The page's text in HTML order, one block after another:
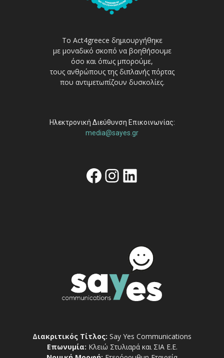
Το Act4greece δημιουργήθηκε
με μοναδικό σκοπό να βοηθήσουμε
όσο και όπως μπορούμε,
τους ανθρώπους της διπλανής πόρτας
που αντιμετωπίζουν δυσκολίες.
Ηλεκτρονική Διεύθυνση Επικοινωνίας:
media@sayes.gr
Facebook
Instagram
Linkedin
Διακριτικός Τίτλος: Say Yes Communications
Επωνυμία: Κλειώ Στυλιαρά και ΣΙΑ Ε.Ε.